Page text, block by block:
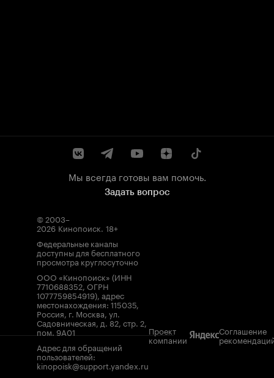
Мы всегда готовы вам помочь.
Задать вопрос
© 2003–
2026 Кинопоиск. 18+
Федеральные каналы
доступны для бесплатного
просмотра круглосуточно
ООО «Кинопоиск» (ИНН
7710688352, ОГРН
1077759854919), адрес
местонахождения: 115035,
Россия, г. Москва, ул.
Садовническая, д. 82, стр. 2,
пом. 9А01
Адрес для обращений
пользователей:
kinopoisk@support.yandex.ru
Проект
компании
Соглашение